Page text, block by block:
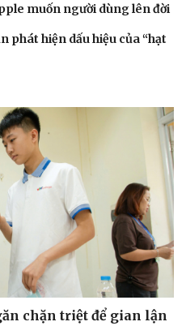
muốn người dùng lên đời
phát hiện dấu hiệu của “hạt
chặn triệt để gian lận